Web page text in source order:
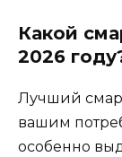
Какой
2026
Лучший
вашим
особенно